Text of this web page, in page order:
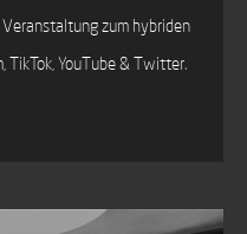
zum hybriden
TikTok, YouTube & Twitter.